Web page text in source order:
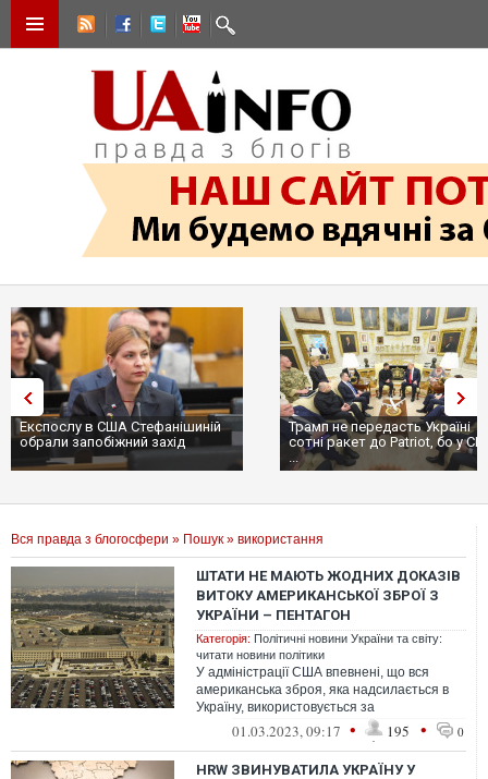
Експослу в США Стефанішиній
обрали запобіжний захід
Трамп не передасть Україні
сотні ракет до Patriot, бо у
...
Вся правда з блогосфери » Пошук » використання
ШТАТИ НЕ МАЮТЬ ЖОДНИХ ДОКАЗІВ
ВИТОКУ АМЕРИКАНСЬКОЇ ЗБРОЇ З
УКРАЇНИ – ПЕНТАГОН
Категорія: Політичні новини України та світу:
читати новини політики
У адміністрації США впевнені, що вся
американська зброя, яка надсилається в
Україну, використовується за
призначенням та з максимальною
01.03.2023, 09:17 • 195 • 0
HRW ЗВИНУВАТИЛА УКРАЇНУ У